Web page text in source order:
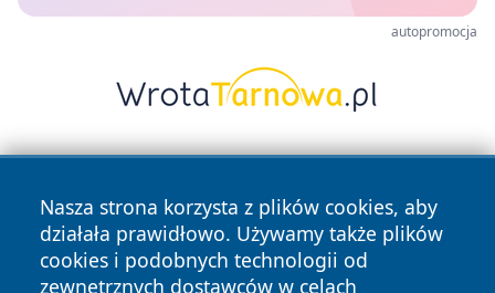
autopromocja
Nasza strona korzysta z plików cookies, aby
działała prawidłowo. Używamy także plików
cookies i podobnych technologii od
zewnętrznych dostawców w celach